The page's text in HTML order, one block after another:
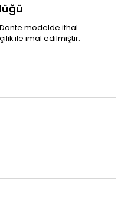
modelde ithal
ile imal edilmiştir.